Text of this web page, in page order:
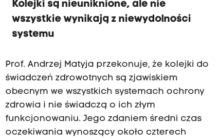
Kolejki są nieuniknione, ale nie
wszystkie wynikają z niewydolności
systemu
Prof. Andrzej Matyja przekonuje, że kolejki do
świadczeń zdrowotnych są zjawiskiem
obecnym we wszystkich systemach ochrony
zdrowia i nie świadczą o ich złym
funkcjonowaniu. Jego zdaniem średni czas
oczekiwania wynoszący około czterech